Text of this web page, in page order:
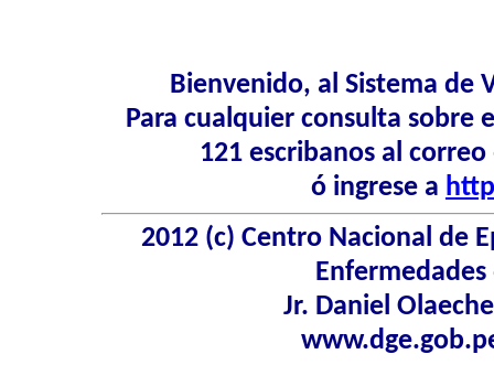
Bienvenido, al Sistema de
Para cualquier consulta sobre
121 escribanos al
ó ingrese a
2012 (c) Centro Nacional de
Jr. Daniel